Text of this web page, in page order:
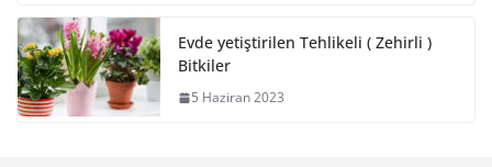
Evde yetiştirilen Tehlikeli ( Zehirli )
Bitkiler
5 Haziran 2023